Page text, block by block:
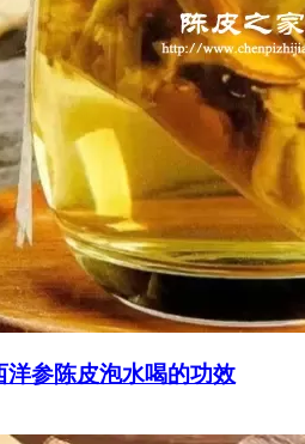
洋参陈皮泡水喝的功效